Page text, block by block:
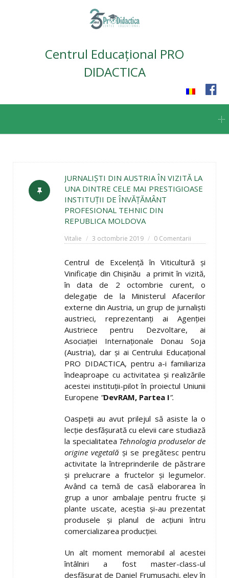
Centrul Educațional PRO
DIDACTICA
content
JURNALIȘTI DIN AUSTRIA ÎN VIZITĂ LA
UNA DINTRE CELE MAI PRESTIGIOASE
INSTITUȚII DE ÎNVĂȚĂMÂNT
PROFESIONAL TEHNIC DIN
REPUBLICA MOLDOVA
Vitalie 3 octombrie 2019 0 Comentarii
Centrul de Excelenţă în Viticultură şi
Vinificaţie din Chişinău a primit în vizită,
în data de 2 octombrie curent, o
delegaţie de la Ministerul Afacerilor
externe din Austria, un grup de jurnalişti
austrieci, reprezentanţi ai Agenţiei
Austriece pentru Dezvoltare, ai
Asociaţiei Internaţionale Donau Soja
(Austria), dar şi ai Centrului Educaţional
PRO DIDACTICA, pentru a-i familiariza
îndeaproape cu activitatea şi realizările
acestei instituţii-pilot în proiectul Uniunii
Europene ”DevRAM, Partea I”.
Oaspeţii au avut prilejul să asiste la o
lecţie desfăşurată cu elevii care studiază
la specialitatea Tehnologia produselor de
origine vegetală şi se pregătesc pentru
activitate la întreprinderile de păstrare
şi prelucrare a fructelor şi legumelor.
Având ca temă de casă elaborarea în
grup a unor ambalaje pentru fructe şi
plante uscate, aceştia şi-au prezentat
produsele şi planul de acţiuni întru
comercializarea producţiei.
Un alt moment memorabil al acestei
întâlniri a fost master-class-ul
desfăşurat de Daniel Frumusachi, elev în